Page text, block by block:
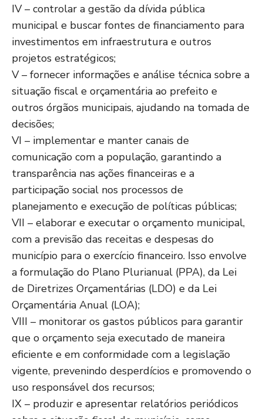
IV – controlar a gestão da dívida pública
municipal e buscar fontes de financiamento para
investimentos em infraestrutura e outros
projetos estratégicos;
V – fornecer informações e análise técnica sobre a
situação fiscal e orçamentária ao prefeito e
outros órgãos municipais, ajudando na tomada de
decisões;
VI – implementar e manter canais de
comunicação com a população, garantindo a
transparência nas ações financeiras e a
participação social nos processos de
planejamento e execução de políticas públicas;
VII – elaborar e executar o orçamento municipal,
com a previsão das receitas e despesas do
município para o exercício financeiro. Isso envolve
a formulação do Plano Plurianual (PPA), da Lei
de Diretrizes Orçamentárias (LDO) e da Lei
Orçamentária Anual (LOA);
VIII – monitorar os gastos públicos para garantir
que o orçamento seja executado de maneira
eficiente e em conformidade com a legislação
vigente, prevenindo desperdícios e promovendo o
uso responsável dos recursos;
IX – produzir e apresentar relatórios periódicos